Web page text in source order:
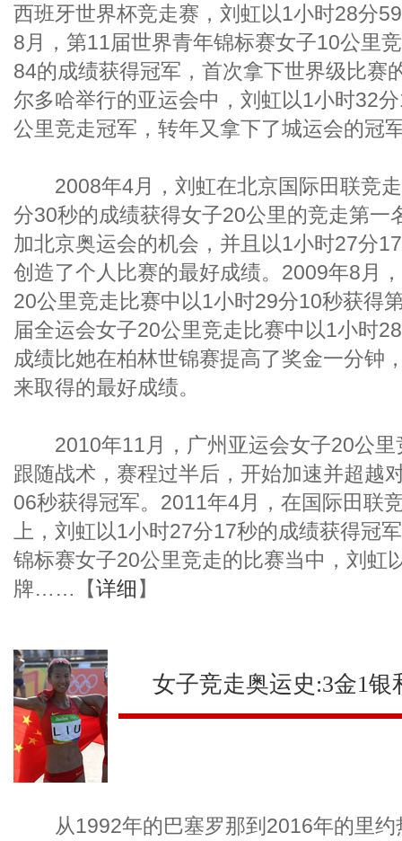
西班牙世界杯竞走赛，刘虹以1小时28分
8月，第11届世界青年锦标赛女子10公里
84的成绩获得冠军，首次拿下世界级比赛
尔多哈举行的亚运会中，刘虹以1小时32
公里竞走冠军，转年又拿下了城运会的冠
2008年4月，刘虹在北京国际田联竞走
分30秒的成绩获得女子20公里的竞走第一
加北京奥运会的机会，并且以1小时27分
创造了个人比赛的最好成绩。2009年8月
20公里竞走比赛中以1小时29分10秒获得
届全运会女子20公里竞走比赛中以1小时
成绩比她在柏林世锦赛提高了奖金一分钟
来取得的最好成绩。
2010年11月，广州亚运会女子20公里
跟随战术，赛程过半后，开始加速并超越
06秒获得冠军。2011年4月，在国际田联
上，刘虹以1小时27分17秒的成绩获得冠
锦标赛女子20公里竞走的比赛当中，刘虹
牌……【详细】
女子竞走奥运史:3金1银
从1992年的巴塞罗那到2016年的里约